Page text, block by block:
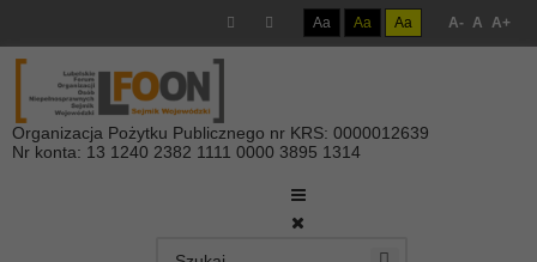
Aa Aa Aa A- A A+
Organizacja Pożytku Publicznego nr KRS: 0000012639
Nr konta: 13 1240 2382 1111 0000 3895 1314